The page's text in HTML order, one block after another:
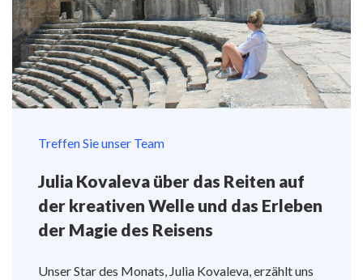
Treffen Sie unser Team
Julia Kovaleva über das Reiten auf
der kreativen Welle und das Erleben
der Magie des Reisens
Unser Star des Monats, Julia Kovaleva, erzählt uns